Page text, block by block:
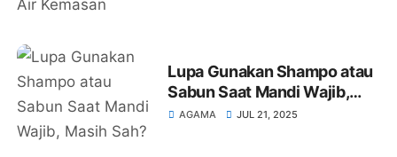
Lupa Gunakan Shampo atau
Sabun Saat Mandi Wajib,
Masih Sah?
AGAMA JUL 21, 2025